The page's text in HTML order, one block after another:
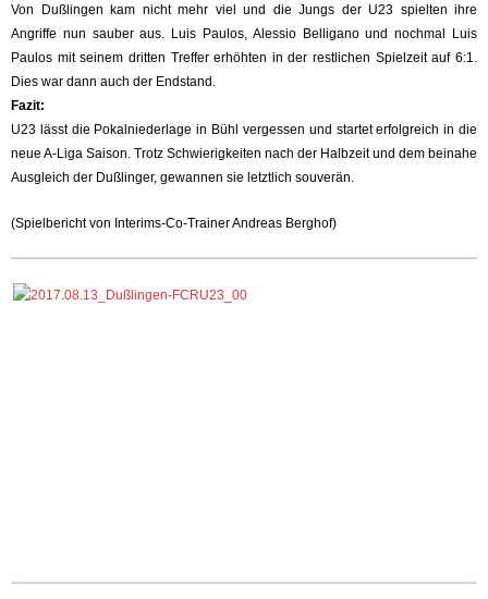
Von Dußlingen kam nicht mehr viel und die Jungs der U23 spielten ihre
Angriffe nun sauber aus. Luis Paulos, Alessio Belligano und nochmal Luis
Paulos mit seinem dritten Treffer erhöhten in der restlichen Spielzeit auf 6:1.
Dies war dann auch der Endstand.
Fazit:
U23 lässt die Pokalniederlage in Bühl vergessen und startet erfolgreich in die
neue A-Liga Saison. Trotz Schwierigkeiten nach der Halbzeit und dem beinahe
Ausgleich der Dußlinger, gewannen sie letztlich souverän.
(Spielbericht von Interims-Co-Trainer Andreas Berghof)